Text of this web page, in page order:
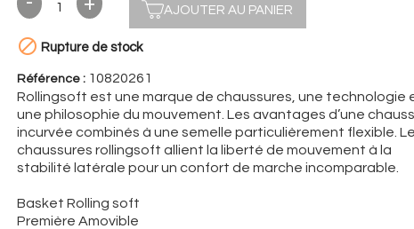
AJOUTER AU PANIER
 Rupture de stock
Référence : 10820261
Rollingsoft est une marque de chaussures, une technologie
une philosophie du mouvement. Les avantages d’une
incurvée combinés à une semelle particulièrement flexible.
chaussures rollingsoft allient la liberté de mouvement à la
stabilité latérale pour un confort de marche incomparable.
Basket Rolling soft
Première Amovible